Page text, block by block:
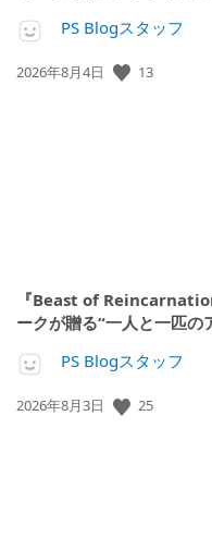
PS Blogスタッフ
公
2026年8月4日 13
『Beast of
ークが贈る“一人と一匹の
PS Blogスタッフ
公
2026年8月3日 25